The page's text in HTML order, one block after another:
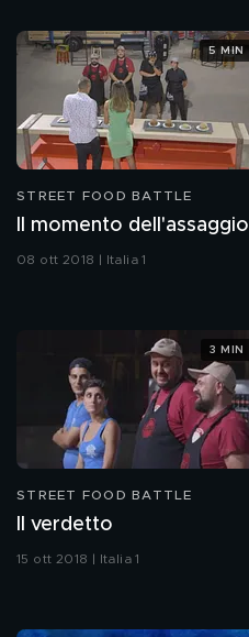
STREET FOOD BATTLE
Il momento dell'assaggio
08 ott 2018 | Italia 1
5 MIN
STREET FOOD BATTLE
Il verdetto
15 ott 2018 | Italia 1
3 MIN